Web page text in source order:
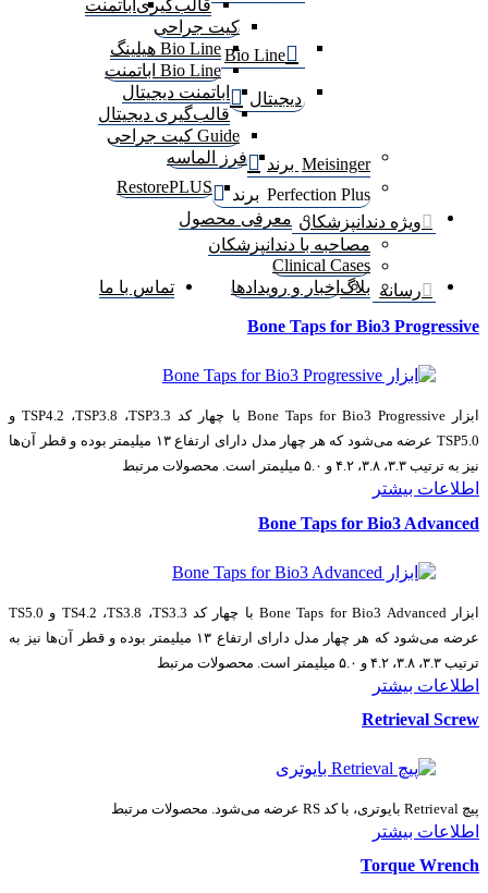
قالب‌گیری اباتمنت
کیت جراحی
Bio LineBio Line هیلینگ
Bio Line اباتمنت
دیجیتال
اباتمنت دیجیتال
قالب‌گیری دیجیتال
Guide کیت جراحی
Meisinger برند
فرز الماسه
Perfection Plus برند
RestorePLUS
ویژه دندانپزشکان معرفی محصول
مصاحبه با دندانپزشکان
Clinical Cases
رسانه بلاگاخبار و رویدادها تماس با ما
Bone Taps for Bio3 Progressive
ابزار Bone Taps for Bio3 Progressive با چهار کد TSP4.2 ،TSP3.8 ،TSP3.3 و
TSP5.0 عرضه می‌شود که هر چهار مدل دارای ارتفاع ۱۳ میلیمتر بوده و قطر آن‌ها
نیز به ترتیب ۳.۳، ۳.۸، ۴.۲ و ۵.۰ میلیمتر است. محصولات مرتبط
اطلاعات بیشتر
Bone Taps for Bio3 Advanced
ابزار Bone Taps for Bio3 Advanced با چهار کد TS4.2 ،TS3.8 ،TS3.3 و TS5.0
عرضه می‌شود که هر چهار مدل دارای ارتفاع ۱۳ میلیمتر بوده و قطر آن‌ها نیز به
ترتیب ۳.۳، ۳.۸، ۴.۲ و ۵.۰ میلیمتر است. محصولات مرتبط
اطلاعات بیشتر
Retrieval Screw
پیچ Retrieval بایوتری، با کد RS عرضه می‌شود. محصولات مرتبط
اطلاعات بیشتر
Torque Wrench